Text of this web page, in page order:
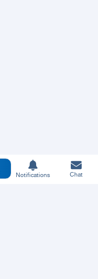
Notifications Chat